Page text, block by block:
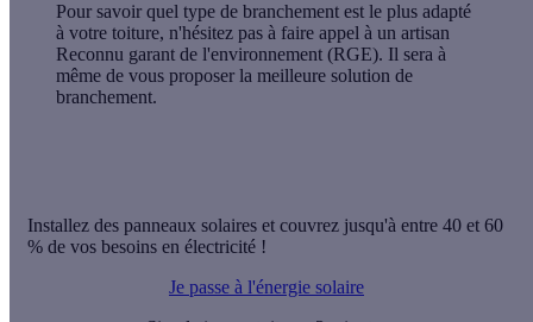
Pour savoir quel type de branchement est le plus adapté
à votre toiture, n'hésitez pas à faire appel à un artisan
Reconnu garant de l'environnement (RGE). Il sera à
même de vous proposer la meilleure solution de
branchement.
Installez des panneaux solaires et couvrez jusqu'à entre 40 et 60
% de vos besoins en électricité !
Je passe à l'énergie solaire